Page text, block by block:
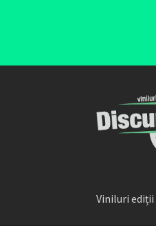
Viniluri